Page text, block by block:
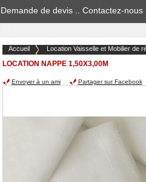
. Demande de devis . . Contactez-nous
Accueil Location Vaisselle et Mobilier de
LOCATION NAPPE 1,50X3,00M
Envoyer à un ami Partager sur Facebook